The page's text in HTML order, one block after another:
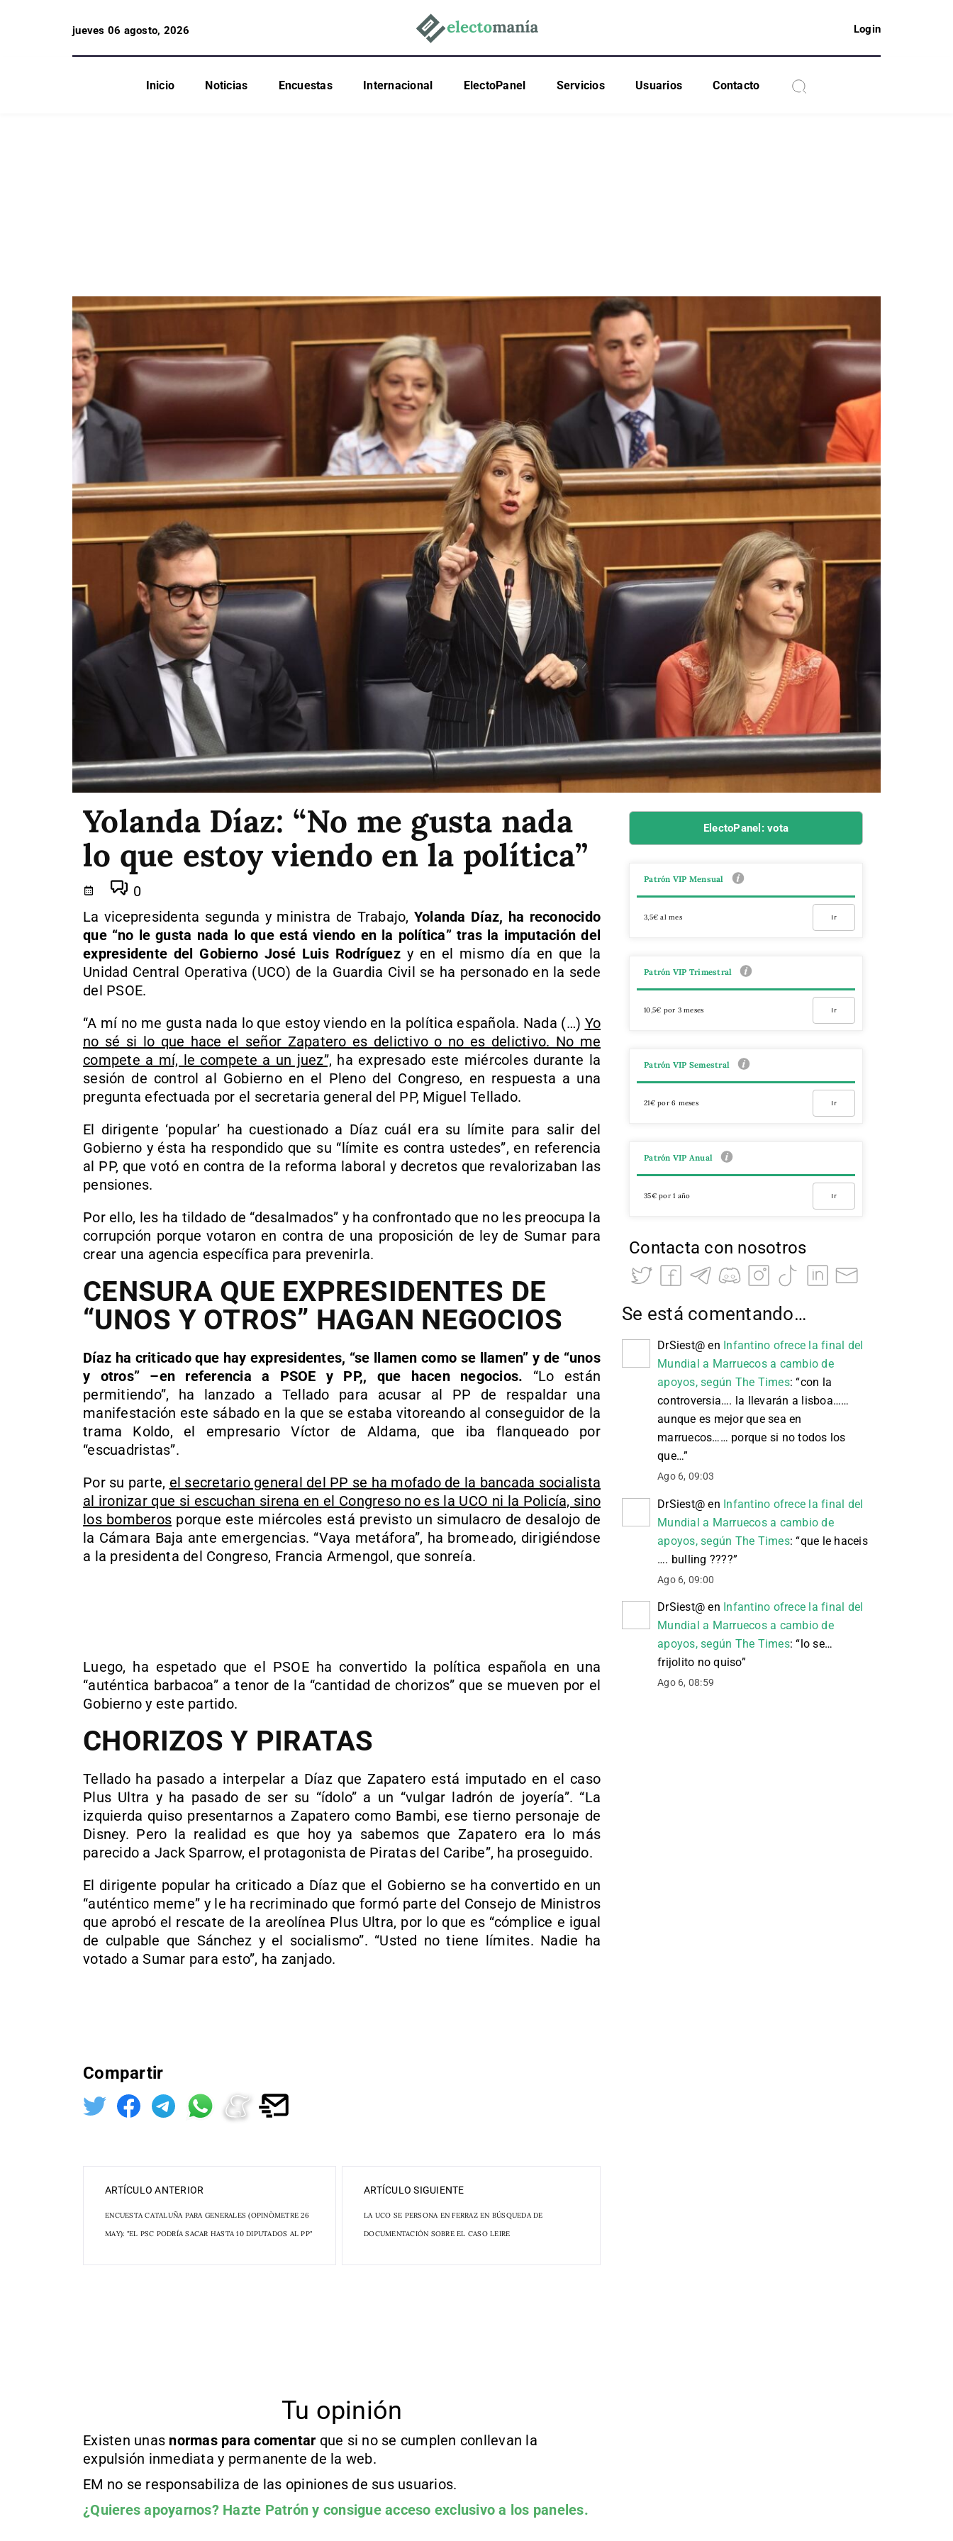
jueves 06 agosto, 2026 Login
Inicio Noticias Encuestas Internacional ElectoPanel Servicios Usuarios Contacto
Yolanda Díaz: “No me gusta nada
lo que estoy viendo en la política”
0
La vicepresidenta segunda y ministra de Trabajo, Yolanda Díaz, ha reconocido
que “no le gusta nada lo que está viendo en la política” tras la imputación del
expresidente del Gobierno José Luis Rodríguezy en el mismo día en que la
Unidad Central Operativa (UCO) de la Guardia Civil se ha personado en la sede
del PSOE.
“A mí no me gusta nada lo que estoy viendo en la política española. Nada (…) Yo
no sé si lo que hace el señor Zapatero es delictivo o no es delictivo. No me
compete a mí, le compete a un juez”, ha expresado este miércoles durante la
sesión de control al Gobierno en el Pleno del Congreso, en respuesta a una
pregunta efectuada por el secretaria general del PP, Miguel Tellado.
El dirigente ‘popular’ ha cuestionado a Díaz cuál era su límite para salir del
Gobierno y ésta ha respondido que su “límite es contra ustedes”, en referencia
al PP, que votó en contra de la reforma laboral y decretos que revalorizaban las
pensiones.
Por ello, les ha tildado de “desalmados” y ha confrontado que no les preocupa la
corrupción porque votaron en contra de una proposición de ley de Sumar para
crear una agencia específica para prevenirla.
CENSURA QUE EXPRESIDENTES DE
“UNOS Y OTROS” HAGAN NEGOCIOS
Díaz ha criticado que hay expresidentes, “se llamen como se llamen” y de “unos
y otros” –en referencia a PSOE y PP,, que hacen negocios. “Lo están
permitiendo”, ha lanzado a Tellado para acusar al PP de respaldar una
manifestación este sábado en la que se estaba vitoreando al conseguidor de la
trama Koldo, el empresario Víctor de Aldama, que iba flanqueado por
“escuadristas”.
Por su parte, el secretario general del PP se ha mofado de la bancada socialista
al ironizar que si escuchan sirena en el Congreso no es la UCO ni la Policía, sino
los bomberos porque este miércoles está previsto un simulacro de desalojo de
la Cámara Baja ante emergencias. “Vaya metáfora”, ha bromeado, dirigiéndose
a la presidenta del Congreso, Francia Armengol, que sonreía.
Luego, ha espetado que el PSOE ha convertido la política española en una
“auténtica barbacoa” a tenor de la “cantidad de chorizos” que se mueven por el
Gobierno y este partido.
CHORIZOS Y PIRATAS
Tellado ha pasado a interpelar a Díaz que Zapatero está imputado en el caso
Plus Ultra y ha pasado de ser su “ídolo” a un “vulgar ladrón de joyería”. “La
izquierda quiso presentarnos a Zapatero como Bambi, ese tierno personaje de
Disney. Pero la realidad es que hoy ya sabemos que Zapatero era lo más
parecido a Jack Sparrow, el protagonista de Piratas del Caribe”, ha proseguido.
El dirigente popular ha criticado a Díaz que el Gobierno se ha convertido en un
“auténtico meme” y le ha recriminado que formó parte del Consejo de Ministros
que aprobó el rescate de la areolínea Plus Ultra, por lo que es “cómplice e igual
de culpable que Sánchez y el socialismo”. “Usted no tiene límites. Nadie ha
votado a Sumar para esto”, ha zanjado.
Compartir
ARTÍCULO ANTERIOR
ENCUESTA CATALUÑA PARA GENERALES (OPINÒMETRE 26
MAY): "EL PSC PODRÍA SACAR HASTA 10 DIPUTADOS AL PP"
ARTÍCULO SIGUIENTE
LA UCO SE PERSONA EN FERRAZ EN BÚSQUEDA DE
DOCUMENTACIÓN SOBRE EL CASO LEIRE
Tu opinión
Existen unas normas para comentar que si no se cumplen conllevan la
expulsión inmediata y permanente de la web.
EM no se responsabiliza de las opiniones de sus usuarios.
¿Quieres apoyarnos? Hazte Patrón y consigue acceso exclusivo a los paneles.
ElectoPanel: vota
Patrón VIP Mensual
3,5€ al mes Ir
Patrón VIP Trimestral
10,5€ por 3 meses Ir
Patrón VIP Semestral
21€ por 6 meses Ir
Patrón VIP Anual
35€ por 1 año Ir
Contacta con nosotros
Se está comentando…
DrSiest@ en Infantino ofrece la final del
Mundial a Marruecos a cambio de
apoyos, según The Times: “con la
controversia…. la llevarán a lisboa……
aunque es mejor que sea en
marruecos…… porque si no todos los
que…”
Ago 6, 09:03
DrSiest@ en Infantino ofrece la final del
Mundial a Marruecos a cambio de
apoyos, según The Times: “que le haceis
…. bulling ????”
Ago 6, 09:00
DrSiest@ en Infantino ofrece la final del
Mundial a Marruecos a cambio de
apoyos, según The Times: “ lo se…
frijolito no quiso”
Ago 6, 08:59